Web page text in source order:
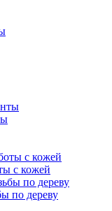
с кожей
по дереву